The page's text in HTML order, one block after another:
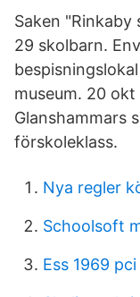
Saken "Rinkaby
29 skolbarn.
museum. 20
Glanshammars
förskoleklass.
Nya regler
Schoolsoft
Ess 1969